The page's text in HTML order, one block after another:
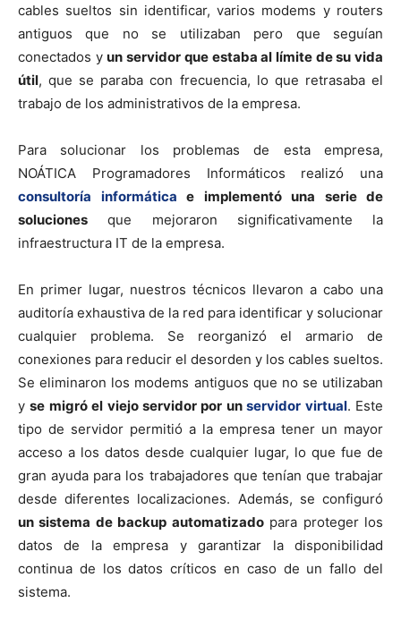
cables sueltos sin identificar, varios modems y routers
antiguos que no se utilizaban pero que seguían
conectados yun servidor que estaba al límite de su vida
útil, que se paraba con frecuencia, lo que retrasaba el
trabajo de los administrativos de la empresa.
Para solucionar los problemas de esta empresa,
NOÁTICA Programadores Informáticos realizó una
consultoría informática e implementó una serie de
soluciones que mejoraron significativamente la
infraestructura IT de la empresa.
En primer lugar, nuestros técnicos llevaron a cabo una
auditoría exhaustiva de la red para identificar y solucionar
cualquier problema. Se reorganizó el armario de
conexiones para reducir el desorden y los cables sueltos.
Se eliminaron los modems antiguos que no se utilizaban
yse migró el viejo servidor por unservidor virtual. Este
tipo de servidor permitió a la empresa tener un mayor
acceso a los datos desde cualquier lugar, lo que fue de
gran ayuda para los trabajadores que tenían que trabajar
desde diferentes localizaciones. Además, se configuró
un sistema de backup automatizadopara proteger los
datos de la empresa y garantizar la disponibilidad
continua de los datos críticos en caso de un fallo del
sistema.